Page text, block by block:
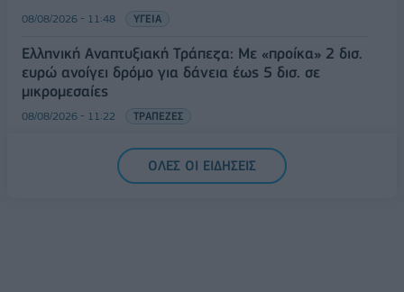
08/08/2026 - 11:48 ΥΓΕΙΑ
Ελληνική Αναπτυξιακή Τράπεζα: Με «προίκα» 2 δισ.
ευρώ ανοίγει δρόμο για δάνεια έως 5 δισ. σε
μικρομεσαίες
08/08/2026 - 11:22 ΤΡΑΠΕΖΕΣ
5G παντού, 6G στον ορίζοντα: Πού βρίσκεται η
Ελλάδα στη μεγάλη τεχνολογική μετάβαση
ΟΛΕΣ ΟΙ ΕΙΔΗΣΕΙΣ